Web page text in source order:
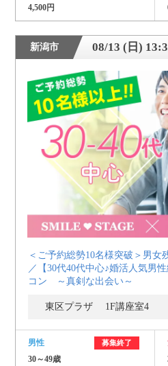
4,500円
新潟市 08/13 (日)
＜ご予約総勢10名様突破＞男女
／【30代40代中心♪婚活人気男
コン ～真剣な出会い～
東区プラザ 1F講座室4
男性 募集終了
30～49歳